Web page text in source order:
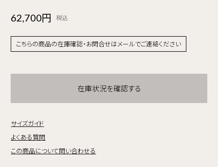
62,700円 税込
こちらの商品の在庫確認・お問合せはメールでご連絡ください
在庫状況を確認する
サイズガイド
よくある質問
この商品について問い合わせる